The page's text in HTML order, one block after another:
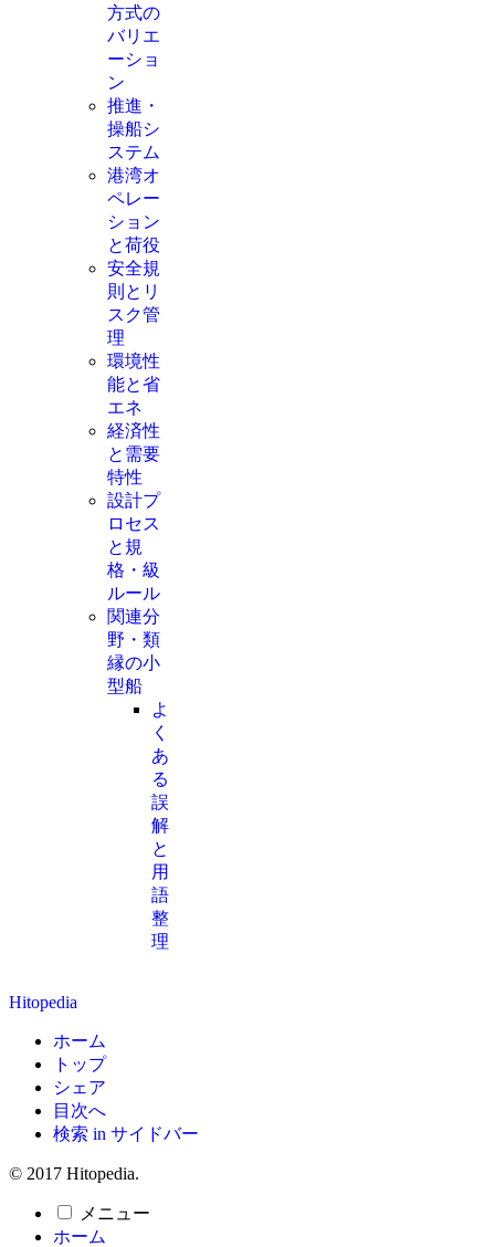
方式の
バリエ
ーショ
ン
推進・
操船シ
ステム
港湾オ
ペレー
ション
と荷役
安全規
則とリ
スク管
理
環境性
能と省
エネ
経済性
と需要
特性
設計プ
ロセス
と規
格・級
ルール
関連分
野・類
縁の小
型船
よ
く
あ
る
誤
解
と
用
語
整
理
Hitopedia
ホーム
トップ
シェア
目次へ
検索 in サイドバー
© 2017 Hitopedia.
メニュー
ホーム